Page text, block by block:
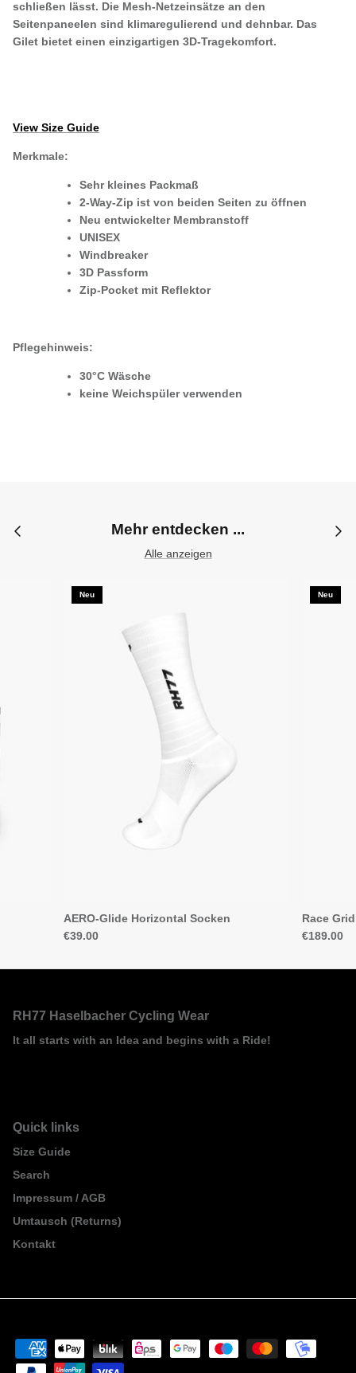
schließen lässt. Die Mesh-Netzeinsätze an den
Seitenpaneelen sind klimaregulierend und dehnbar. Das
Gilet bietet einen einzigartigen 3D-Tragekomfort.
View Size Guide
Merkmale:
Sehr kleines Packmaß
2-Way-Zip ist von beiden Seiten zu öffnen
Neu entwickelter Membranstoff
UNISEX
Windbreaker
3D Passform
Zip-Pocket mit Reflektor
Pflegehinweis:
30°C Wäsche
keine Weichspüler verwenden
Mehr entdecken ...
Alle anzeigen
Neu
AERO-Glide Horizontal Socken
€39.00
Neu
Race
€189.00
RH77 Haselbacher Cycling Wear
It all starts with an Idea and begins with a Ride!
Quick links
Size Guide
Search
Impressum / AGB
Umtausch (Returns)
Kontakt